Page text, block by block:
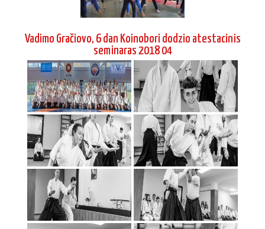
Vadimo Gračiovo, 6 dan Koinobori dodzio atestacinis
seminaras 2018 04